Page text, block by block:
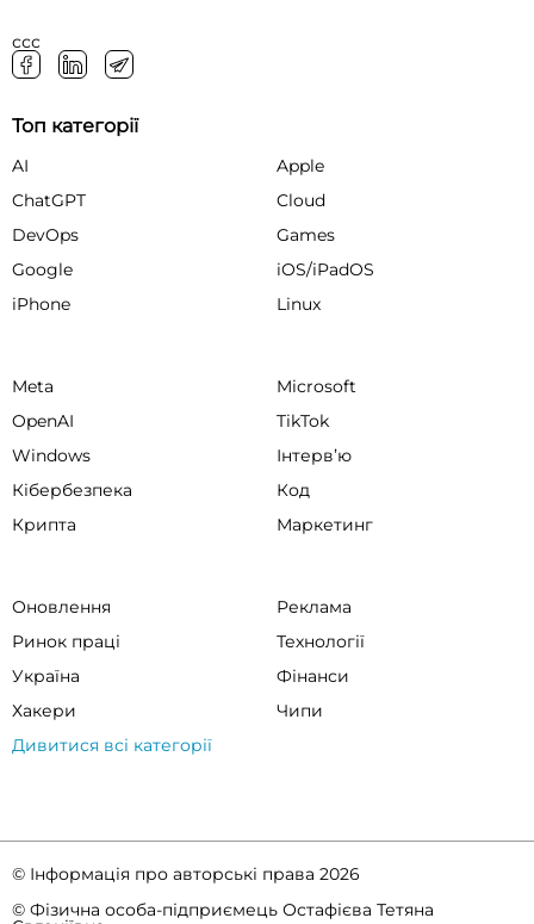
ссс
Топ категорії
AI
Apple
ChatGPT
Cloud
DevOps
Games
Google
iOS/iPadOS
iPhone
Linux
Meta
Microsoft
OpenAI
TikTok
Windows
Інтервʼю
Кібербезпека
Код
Крипта
Маркетинг
Оновлення
Реклама
Ринок праці
Технології
Україна
Фінанси
Хакери
Чипи
Дивитися всі категорії
© Інформація про авторські права 2026
© Фізична особа-підприємець Остафієва Тетяна